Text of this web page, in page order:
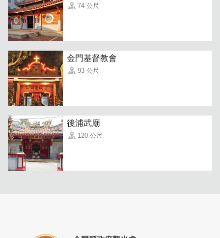
「高粱酒香咖啡豆」撲鼻而來的高粱香氣，嘴巴淡淡的酒
香，咖啡和高粱的香氣相輔相成，兩種味道令人驚喜地相當
速配，是喝不醉的咖啡~店面也有嚐鮮價手沖現喝哦。
74 公尺
金門基督教會
93 公尺
後浦武廟
120 公尺